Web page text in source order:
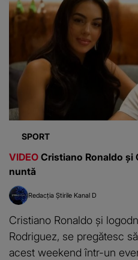
SPORT
VIDEO Cristiano Ronaldo și
nuntă
Redacția Știrile Kanal D
Cristiano Ronaldo și
Rodriguez, se pregătesc
acest weekend într-un